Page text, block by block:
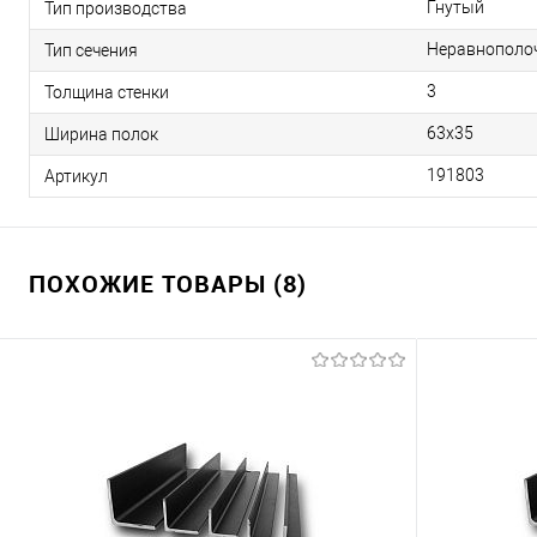
Тип производства Гнутый
Тип сечения
Толщина стенки 3
Ширина полок 63х35
Артикул 191803
ПОХОЖИЕ ТОВАРЫ (8)